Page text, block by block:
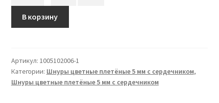
Шнур
плетёный
жёлтый
с
сердечником
В корзину
Артикул: 1005102006-1
Категории: Шнуры цветные плетёные 5 мм с сердечником,
Шнуры цветные плетёные 5 мм с сердечником